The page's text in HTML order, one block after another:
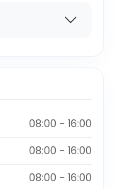
08:00 - 16:00
08:00 - 16:00
08:00 - 16:00